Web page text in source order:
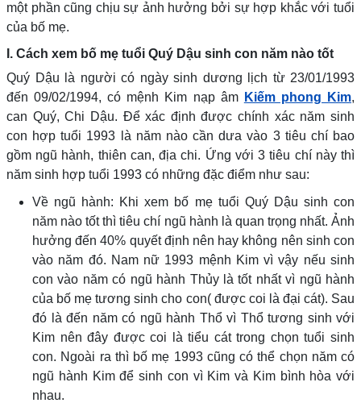
một phần cũng chịu sự ảnh hưởng bởi sự hợp khắc với tuổi
của bố mẹ.
I. Cách xem bố mẹ tuổi Quý Dậu sinh con năm nào tốt
Quý Dậu là người có ngày sinh dương lịch từ 23/01/1993
đến 09/02/1994, có mệnh Kim nạp âm Kiếm phong Kim,
can Quý, Chi Dậu. Để xác định được chính xác năm sinh
con hợp tuổi 1993 là năm nào cần dưa vào 3 tiêu chí bao
gồm ngũ hành, thiên can, địa chi. Ứng với 3 tiêu chí này thì
năm sinh hợp tuổi 1993 có những đặc điểm như sau:
Về ngũ hành: Khi xem bố mẹ tuổi Quý Dậu sinh con
năm nào tốt thì tiêu chí ngũ hành là quan trọng nhất. Ảnh
hưởng đến 40% quyết định nên hay không nên sinh con
vào năm đó. Nam nữ 1993 mệnh Kim vì vậy nếu sinh
con vào năm có ngũ hành Thủy là tốt nhất vì ngũ hành
của bố mẹ tương sinh cho con( được coi là đại cát). Sau
đó là đến năm có ngũ hành Thổ vì Thổ tương sinh với
Kim nên đây được coi là tiểu cát trong chọn tuổi sinh
con. Ngoài ra thì bố mẹ 1993 cũng có thể chọn năm có
ngũ hành Kim để sinh con vì Kim và Kim bình hòa với
nhau.